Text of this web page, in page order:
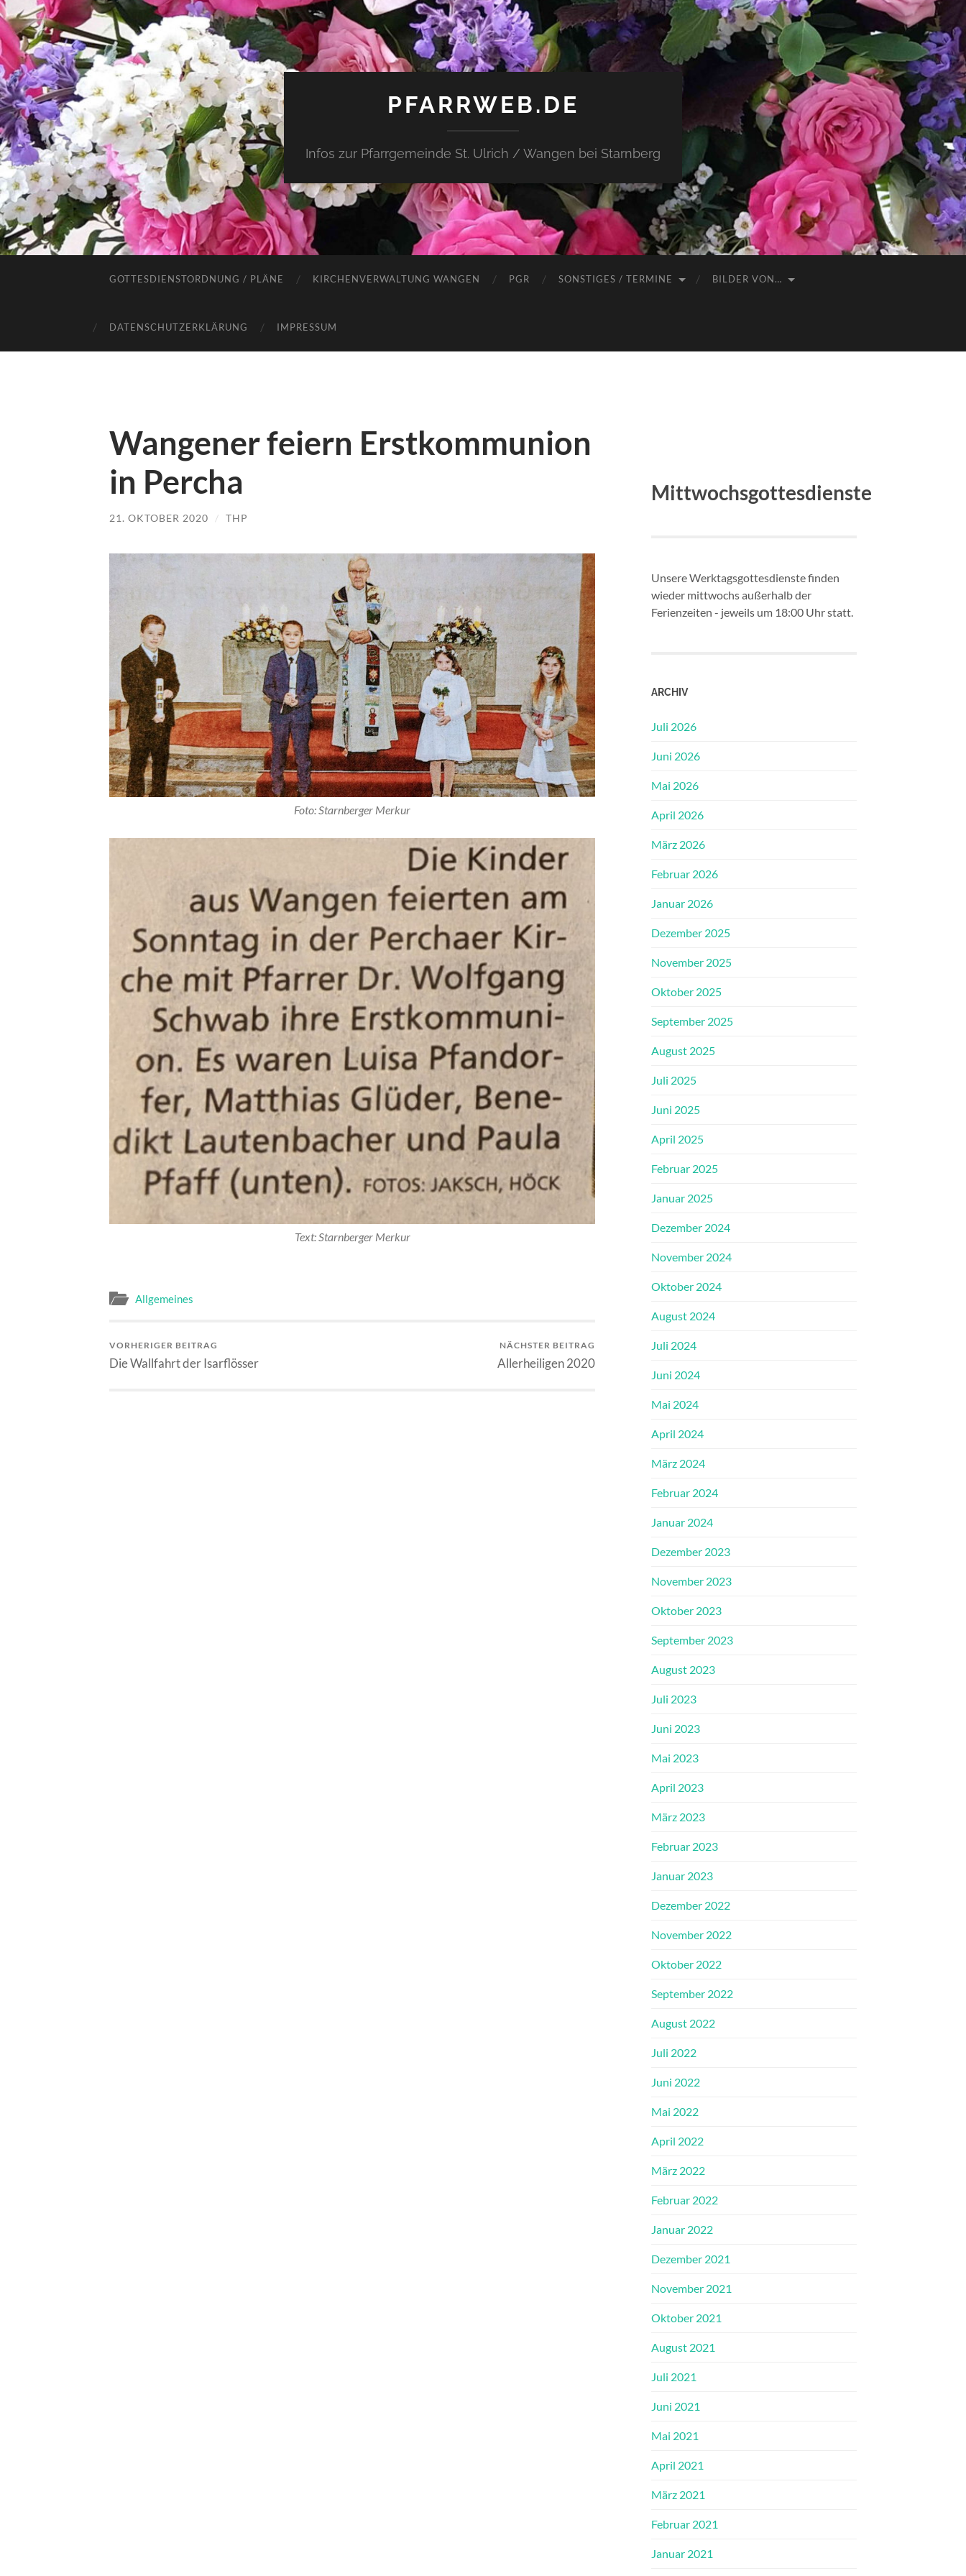
PFARRWEB.DE
Infos zur Pfarrgemeinde St. Ulrich / Wangen bei Starnberg
GOTTESDIENSTORDNUNG / PLÄNE KIRCHENVERWALTUNG WANGEN PGR SONSTIGES / TERMINE BILDER VON…
DATENSCHUTZERKLÄRUNG IMPRESSUM
Wangener feiern Erstkommunion
in Percha
21. OKTOBER 2020 / THP
Foto: Starnberger Merkur
Text: Starnberger Merkur
Allgemeines
VORHERIGER BEITRAG
Die Wallfahrt der Isarflösser
NÄCHSTER BEITRAG
Allerheiligen 2020
Mittwochsgottesdienste
Unsere Werktagsgottesdienste finden
wieder mittwochs außerhalb der
Ferienzeiten - jeweils um 18:00 Uhr statt.
ARCHIV
Juli 2026
Juni 2026
Mai 2026
April 2026
März 2026
Februar 2026
Januar 2026
Dezember 2025
November 2025
Oktober 2025
September 2025
August 2025
Juli 2025
Juni 2025
April 2025
Februar 2025
Januar 2025
Dezember 2024
November 2024
Oktober 2024
August 2024
Juli 2024
Juni 2024
Mai 2024
April 2024
März 2024
Februar 2024
Januar 2024
Dezember 2023
November 2023
Oktober 2023
September 2023
August 2023
Juli 2023
Juni 2023
Mai 2023
April 2023
März 2023
Februar 2023
Januar 2023
Dezember 2022
November 2022
Oktober 2022
September 2022
August 2022
Juli 2022
Juni 2022
Mai 2022
April 2022
März 2022
Februar 2022
Januar 2022
Dezember 2021
November 2021
Oktober 2021
August 2021
Juli 2021
Juni 2021
Mai 2021
April 2021
März 2021
Februar 2021
Januar 2021